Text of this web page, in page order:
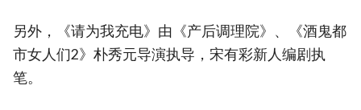
另外，《请为我充电》由《产后调理院》、《酒鬼都
市女人们2》朴秀元导演执导，宋有彩新人编剧执
笔。